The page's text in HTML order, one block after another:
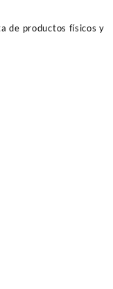
de productos físicos y